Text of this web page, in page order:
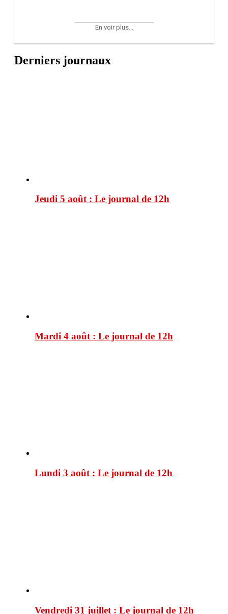
En voir plus...
Derniers journaux
Jeudi 5 août : Le journal de 12h
Mardi 4 août : Le journal de 12h
Lundi 3 août : Le journal de 12h
Vendredi 31 juillet : Le journal de 12h